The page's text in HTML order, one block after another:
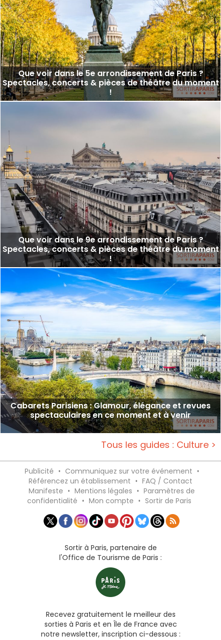
Que voir dans le 5e arrondissement de Paris ?
Spectacles, concerts & pièces de théâtre du moment
!
Que voir dans le 9e arrondissement de Paris ?
Spectacles, concerts & pièces de théâtre du moment
!
Cabarets Parisiens : Glamour, élégance et revues
spectaculaires en ce moment et à venir
Tous les guides : Culture >
Publicité • Communiquez sur votre événement •
Référencez un établissement • FAQ / Contact
Manifeste • Mentions légales • Paramètres de
confidentialité • Mon compte • Sortir de Paris
Sortir à Paris, partenaire de
l'Office de Tourisme de Paris :
Recevez gratuitement le meilleur des
sorties à Paris et en Île de France avec
notre newsletter, inscription ci-dessous :